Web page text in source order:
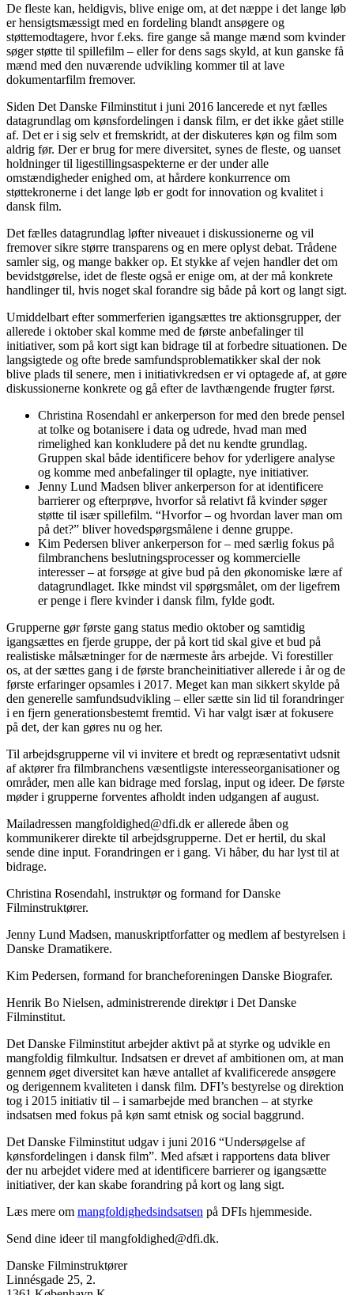
De fleste kan, heldigvis, blive enige om, at det næppe i det lange løb
er hensigtsmæssigt med en fordeling blandt ansøgere og
støttemodtagere, hvor f.eks. fire gange så mange mænd som kvinder
søger støtte til spillefilm – eller for dens sags skyld, at kun ganske få
mænd med den nuværende udvikling kommer til at lave
dokumentarfilm fremover.
Siden Det Danske Filminstitut i juni 2016 lancerede et nyt fælles
datagrundlag om kønsfordelingen i dansk film, er det ikke gået stille
af. Det er i sig selv et fremskridt, at der diskuteres køn og film som
aldrig før. Der er brug for mere diversitet, synes de fleste, og uanset
holdninger til ligestillingsaspekterne er der under alle
omstændigheder enighed om, at hårdere konkurrence om
støttekronerne i det lange løb er godt for innovation og kvalitet i
dansk film.
Det fælles datagrundlag løfter niveauet i diskussionerne og vil
fremover sikre større transparens og en mere oplyst debat. Trådene
samler sig, og mange bakker op. Et stykke af vejen handler det om
bevidstgørelse, idet de fleste også er enige om, at der må konkrete
handlinger til, hvis noget skal forandre sig både på kort og langt sigt.
Umiddelbart efter sommerferien igangsættes tre aktionsgrupper, der
allerede i oktober skal komme med de første anbefalinger til
initiativer, som på kort sigt kan bidrage til at forbedre situationen. De
langsigtede og ofte brede samfundsproblematikker skal der nok
blive plads til senere, men i initiativkredsen er vi optagede af, at gøre
diskussionerne konkrete og gå efter de lavthængende frugter først.
Christina Rosendahl er ankerperson for med den brede pensel
at tolke og botanisere i data og udrede, hvad man med
rimelighed kan konkludere på det nu kendte grundlag.
Gruppen skal både identificere behov for yderligere analyse
og komme med anbefalinger til oplagte, nye initiativer.
Jenny Lund Madsen bliver ankerperson for at identificere
barrierer og efterprøve, hvorfor så relativt få kvinder søger
støtte til især spillefilm. “Hvorfor – og hvordan laver man om
på det?” bliver hovedspørgsmålene i denne gruppe.
Kim Pedersen bliver ankerperson for – med særlig fokus på
filmbranchens beslutningsprocesser og kommercielle
interesser – at forsøge at give bud på den økonomiske lære af
datagrundlaget. Ikke mindst vil spørgsmålet, om der ligefrem
er penge i flere kvinder i dansk film, fylde godt.
Grupperne gør første gang status medio oktober og samtidig
igangsættes en fjerde gruppe, der på kort tid skal give et bud på
realistiske målsætninger for de nærmeste års arbejde. Vi forestiller
os, at der sættes gang i de første brancheinitiativer allerede i år og de
første erfaringer opsamles i 2017. Meget kan man sikkert skylde på
den generelle samfundsudvikling – eller sætte sin lid til forandringer
i en fjern generationsbestemt fremtid. Vi har valgt især at fokusere
på det, der kan gøres nu og her.
Til arbejdsgrupperne vil vi invitere et bredt og repræsentativt udsnit
af aktører fra filmbranchens væsentligste interesseorganisationer og
områder, men alle kan bidrage med forslag, input og ideer. De første
møder i grupperne forventes afholdt inden udgangen af august.
Mailadressen mangfoldighed@dfi.dk er allerede åben og
kommunikerer direkte til arbejdsgrupperne. Det er hertil, du skal
sende dine input. Forandringen er i gang. Vi håber, du har lyst til at
bidrage.
Christina Rosendahl, instruktør og formand for Danske
Filminstruktører.
Jenny Lund Madsen, manuskriptforfatter og medlem af bestyrelsen i
Danske Dramatikere.
Kim Pedersen, formand for brancheforeningen Danske Biografer.
Henrik Bo Nielsen, administrerende direktør i Det Danske
Filminstitut.
Det Danske Filminstitut arbejder aktivt på at styrke og udvikle en
mangfoldig filmkultur. Indsatsen er drevet af ambitionen om, at man
gennem øget diversitet kan hæve antallet af kvalificerede ansøgere
og derigennem kvaliteten i dansk film. DFI’s bestyrelse og direktion
tog i 2015 initiativ til – i samarbejde med branchen – at styrke
indsatsen med fokus på køn samt etnisk og social baggrund.
Det Danske Filminstitut udgav i juni 2016 “Undersøgelse af
kønsfordelingen i dansk film”. Med afsæt i rapportens data bliver
der nu arbejdet videre med at identificere barrierer og igangsætte
initiativer, der kan skabe forandring på kort og lang sigt.
Læs mere om mangfoldighedsindsatsen på DFIs hjemmeside.
Send dine ideer til mangfoldighed@dfi.dk.
Danske Filminstruktører
Linnésgade 25, 2.